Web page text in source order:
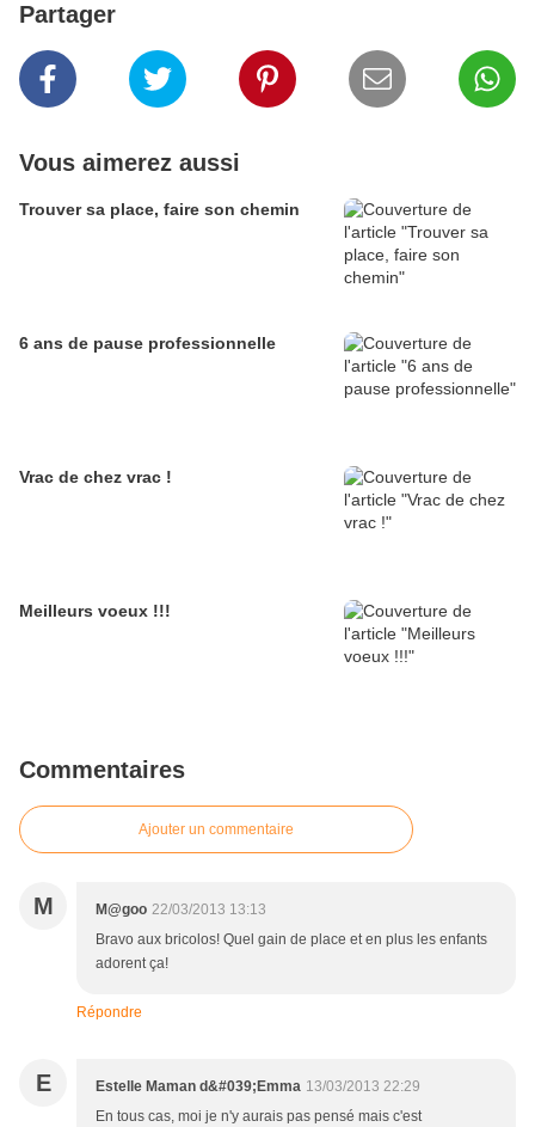
Partager
Vous aimerez aussi
Trouver sa place, faire son chemin
6 ans de pause professionnelle
Vrac de chez vrac !
Meilleurs voeux !!!
Commentaires
Ajouter un commentaire
M M@goo 22/03/2013 13:13
Bravo aux bricolos! Quel gain de place et en plus les enfants
adorent ça!
Répondre
E Estelle Maman d&#039;Emma 13/03/2013 22:29
En tous cas, moi je n'y aurais pas pensé mais c'est